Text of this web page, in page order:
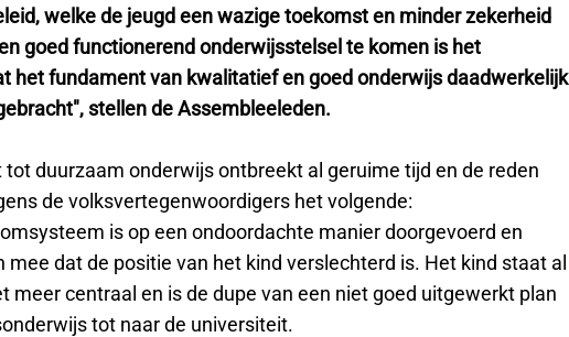
welke de jeugd een wazige toekomst en minder zekerheid
goed functionerend onderwijsstelsel te komen is het
het fundament van kwalitatief en goed onderwijs daadwerkelijk
stellen de Assembleeleden.
duurzaam onderwijs ontbreekt al geruime tijd en de reden
de volksvertegenwoordigers het volgende:
is op een ondoordachte manier doorgevoerd en
mee dat de positie van het kind verslechterd is. Het kind staat al
meer centraal en is de dupe van een niet goed uitgewerkt plan
tot naar de universiteit.